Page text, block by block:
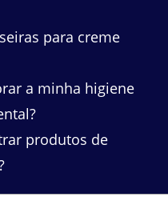
para creme
a minha higiene
produtos de